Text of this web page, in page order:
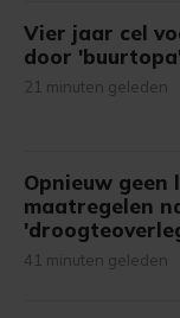
Vier jaar cel
door
21 minuten geleden
Opnieuw geen
maatregelen
41 minuten geleden